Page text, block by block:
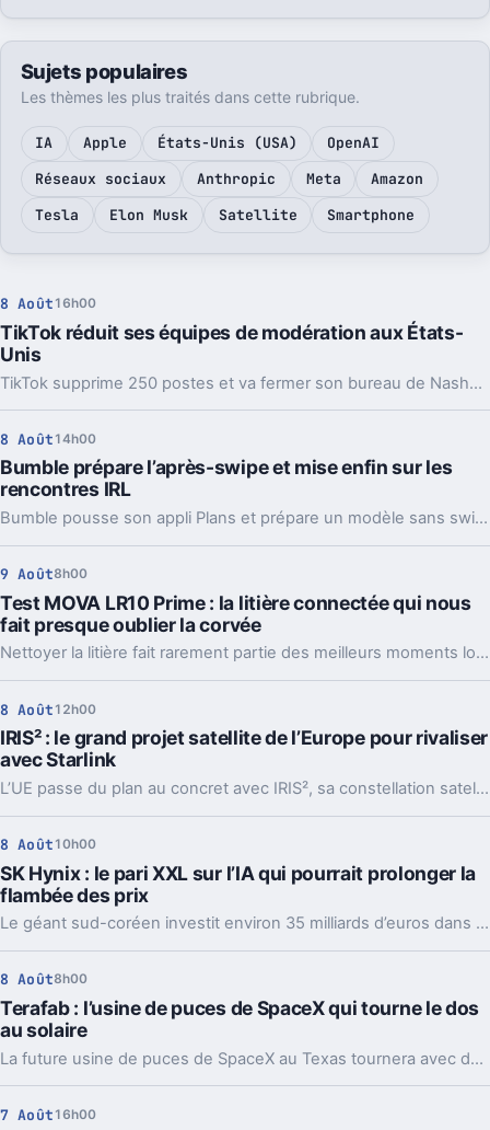
Sujets populaires
Les thèmes les plus traités dans cette rubrique.
IA Apple États-Unis (USA)
OpenAI
Réseaux sociaux
Anthropic Meta
Amazon
Tesla
Elon Musk Satellite Smartphone
8 Août 16h00
TikTok réduit ses équipes de modération aux États-
Unis
TikTok supprime 250 postes et va fermer son bureau de Nashville en octobre. Derrière cette coupe, on voit aussi la montée de l’IA dans la modération.
8 Août 14h00
Bumble prépare l’après-swipe et mise enfin sur les
rencontres IRL
Bumble pousse son appli Plans et prépare un modèle sans swipe. Derrière le virage, un signal clair sur la fatigue des jeunes face au dating classique.
9 Août8h00
Test MOVA LR10 Prime : la litière connectée qui nous
fait presque oublier la corvée
Nettoyer la litière fait rarement partie des meilleurs moments lorsqu'on partage son quotidien avec un chat. Avec la LR10 Prime, MOVA reprend une recette déjà éprouvée ailleurs : automatiser le ramassage tout en profitant de capteurs pour suivre les habitudes de son animal. À 499 euros, la promesse est forcément ambitieuse. Après quelques semaines, difficile pourtant de nier le confort apporté par la machine, même si cette tranquillité a encore quelques limites, notamment du côté des odeurs.
8 Août 12h00
IRIS² : le grand projet satellite de l’Europe pour rivaliser
avec Starlink
L’UE passe du plan au concret avec IRIS², sa constellation satellite souveraine. Plus de satellites, un calendrier fixé, et un vrai enjeu stratégique.
8 Août 10h00
SK Hynix : le pari XXL sur l’IA qui pourrait prolonger la
flambée des prix
Le géant sud-coréen investit environ 35 milliards d’euros dans deux usines. Un pari massif sur l’IA, et une mauvaise nouvelle pour les prix.
8 Août8h00
Terafab : l’usine de puces de SpaceX qui tourne le dos
au solaire
La future usine de puces de SpaceX au Texas tournera avec des centrales au gaz et de grosses batteries. Un choix lourd pour l’IA, l’énergie et le récit Musk.
7 Août 16h00